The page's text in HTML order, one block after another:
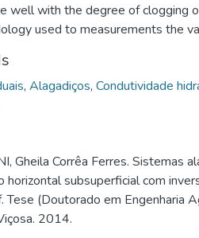
well with the degree of clogging
used to measurements the
, Alagadiços, Condutividade
Gheila Corrêa Ferres. Sistemas
horizontal subsuperficial com
(Doutorado em Engenharia
2014.